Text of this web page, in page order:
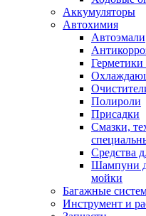
Аккумуляторы
Автохимия
Автоэмали
Герметики
Полироли
Присадки
Смазки,
Средства
Шампуни
мойки
Багажные
Инструмент и